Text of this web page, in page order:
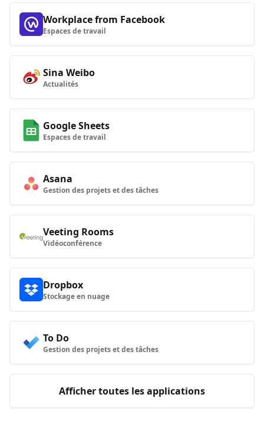
Workplace from Facebook
Espaces de travail
Sina Weibo
Actualités
Google Sheets
Espaces de travail
Asana
Gestion des projets et des tâches
Veeting Rooms
Vidéoconférence
Dropbox
Stockage en nuage
To Do
Gestion des projets et des tâches
Afficher toutes les applications